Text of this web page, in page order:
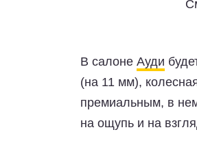
В салоне Ауди
(на 11 мм),
премиальным, в
на ощупь и на